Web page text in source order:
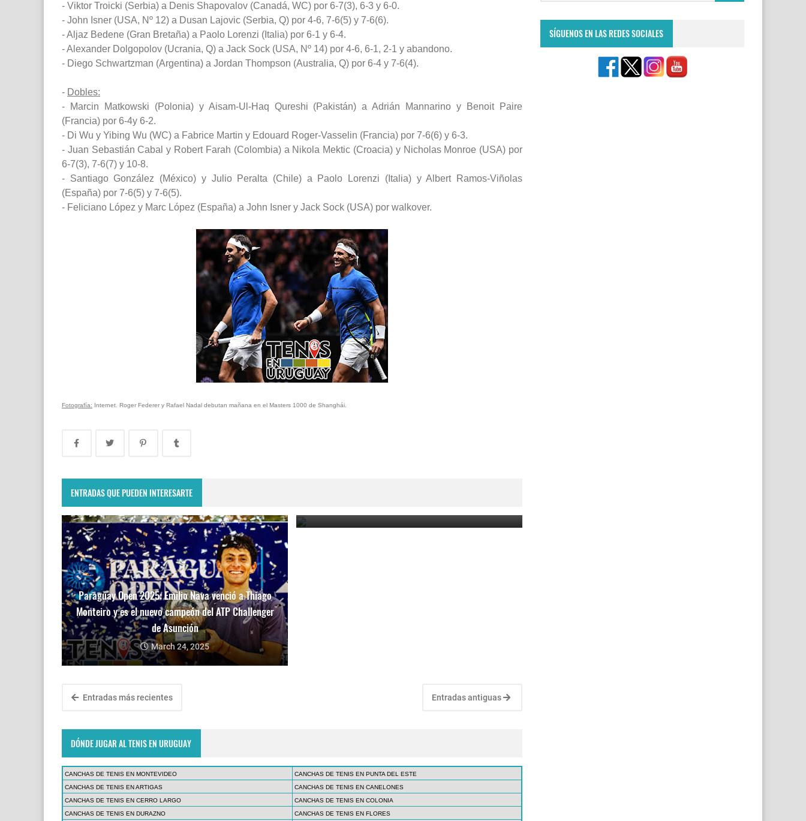
- Viktor Troicki (Serbia) a Denis Shapovalov (Canadá, WC) por 6-7(3), 6-3 y 6-0.
- John Isner (USA, Nº 12) a Dusan Lajovic (Serbia, Q) por 4-6, 7-6(5) y 7-6(6).
- Aljaz Bedene (Gran Bretaña) a Paolo Lorenzi (Italia) por 6-1 y 6-4.
- Alexander Dolgopolov (Ucrania, Q) a Jack Sock (USA, Nº 14) por 4-6, 6-1, 2-1 y abandono.
- Diego Schwartzman (Argentina) a Jordan Thompson (Australia, Q) por 6-4 y 7-6(4).
- Dobles:
- Marcin Matkowski (Polonia) y Aisam-Ul-Haq Qureshi (Pakistán) a Adrián Mannarino y Benoit Paire
(Francia) por 6-4y 6-2.
- Di Wu y Yibing Wu (WC) a Fabrice Martin y Edouard Roger-Vasselin (Francia) por 7-6(6) y 6-3.
- Juan Sebastián Cabal y Robert Farah (Colombia) a Nikola Mektic (Croacia) y Nicholas Monroe (USA) por
6-7(3), 7-6(7) y 10-8.
- Santiago González (México) y Julio Peralta (Chile) a Paolo Lorenzi (Italia) y Albert Ramos-Viñolas
(España) por 7-6(5) y 7-6(5).
- Feliciano López y Marc López (España) a John Isner y Jack Sock (USA) por walkover.
Fotografía: Internet. Roger Federer y Rafael Nadal debutan mañana en el Masters 1000 de Shanghái.
ENTRADAS QUE PUEDEN INTERESARTE
Paraguay Open 2025: Emilio Nava venció a Thiago
Monteiro y es el nuevo campeón del ATP Challenger
de Asunción
March 24, 2025
Entradas más recientes Entradas antiguas
DÓNDE JUGAR AL TENIS EN URUGUAY
CANCHAS DE TENIS EN MONTEVIDEO
CANCHAS DE TENIS EN PUNTA DEL ESTE
CANCHAS DE TENIS EN ARTIGAS
CANCHAS DE TENIS EN CANELONES
CANCHAS DE TENIS EN CERRO LARGO
CANCHAS DE TENIS EN COLONIA
CANCHAS DE TENIS EN DURAZNO
CANCHAS DE TENIS EN FLORES
SÍGUENOS EN LAS REDES SOCIALES